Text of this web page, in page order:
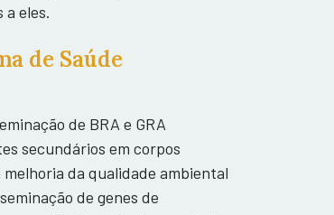
a eles.
de Saúde
de BRA e GRA
secundários em corpos
da qualidade ambiental
de genes de